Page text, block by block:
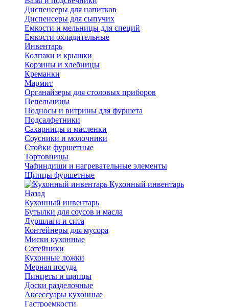
Диспенсеры для напитков
Диспенсеры для сыпучих
Емкости и мельницы для специй
Емкости охладительные
Инвентарь
Колпаки и крышки
Корзины и хлебницы
Креманки
Мармит
Органайзеры для столовых приборов
Пепельницы
Подносы и витрины для фуршета
Подсалфетники
Сахарницы и масленки
Соусники и молочники
Стойки фуршетные
Тортовницы
Чафиндиши и нагревательные элементы
Щипцы фуршетные
Кухонный инвентарь
Назад
Кухонный инвентарь
Бутылки для соусов и масла
Дуршлаги и сита
Контейнеры для мусора
Миски кухонные
Сотейники
Кухонные ложки
Мерная посуда
Пинцеты и щипцы
Доски разделочные
Аксессуары кухонные
Гастроемкости